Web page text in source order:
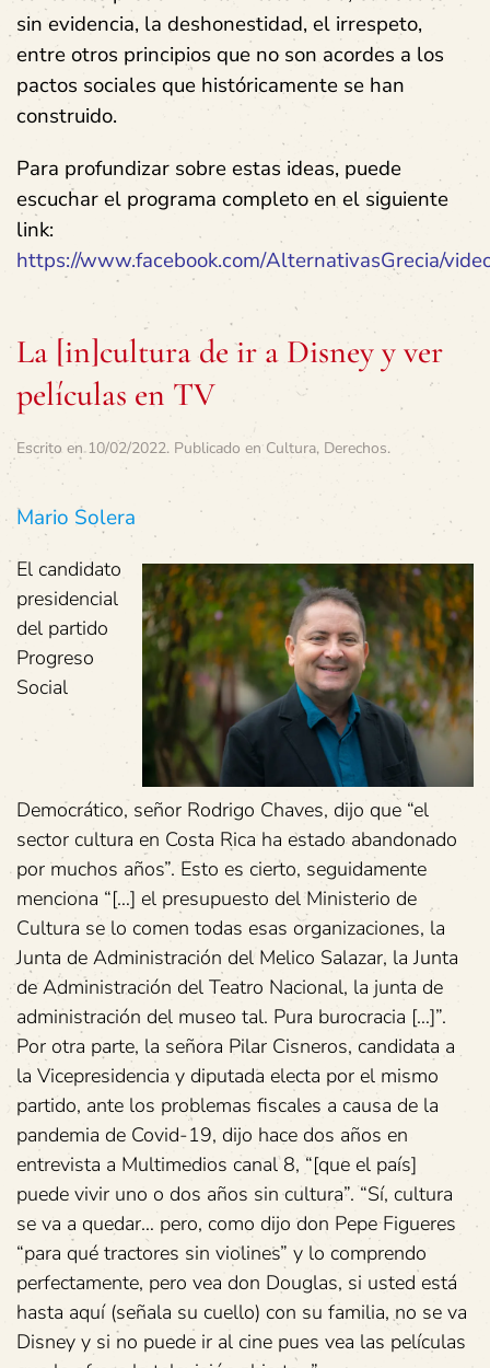
sin evidencia, la deshonestidad, el irrespeto,
entre otros principios que no son acordes a los
pactos sociales que históricamente se han
construido.
Para profundizar sobre estas ideas, puede
escuchar el programa completo en el siguiente
link:
https://www.facebook.com/AlternativasGrecia/
La [in]cultura de ir a Disney y ver
películas en TV
Escrito en10/02/2022. Publicado en Cultura, Derechos.
Mario Solera
El candidato
presidencial
del partido
Progreso
Social
Democrático, señor Rodrigo Chaves, dijo que “el
sector cultura en Costa Rica ha estado abandonado
por muchos años”. Esto es cierto, seguidamente
menciona “[…] el presupuesto del Ministerio de
Cultura se lo comen todas esas organizaciones, la
Junta de Administración del Melico Salazar, la Junta
de Administración del Teatro Nacional, la junta de
administración del museo tal. Pura burocracia […]”.
Por otra parte, la señora Pilar Cisneros, candidata a
la Vicepresidencia y diputada electa por el mismo
partido, ante los problemas fiscales a causa de la
pandemia de Covid-19, dijo hace dos años en
entrevista a Multimedios canal 8, “[que el país]
puede vivir uno o dos años sin cultura”. “Sí, cultura
se va a quedar… pero, como dijo don Pepe Figueres
“para qué tractores sin violines” y lo comprendo
perfectamente, pero vea don Douglas, si usted está
hasta aquí (señala su cuello) con su familia, no se va
Disney y si no puede ir al cine pues vea las películas